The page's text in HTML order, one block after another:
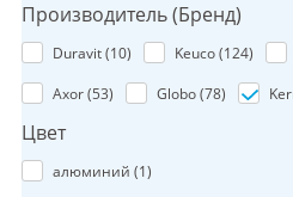
Производитель (Бренд)
Duravit (10) Keuco (124)
Axor (53) Globo (78)
Цвет
алюминий (1)